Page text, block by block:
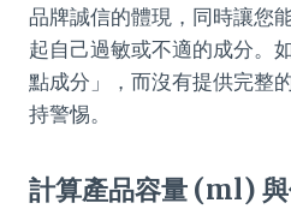
品牌誠信的體現，同時讓您
起自己過敏或不適的成分。
點成分」，而沒有提供完整
持警惕。
計算產品容量 (ml)